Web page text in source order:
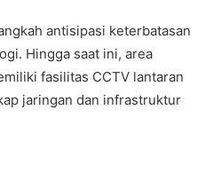
antisipasi keterbatasan
Hingga saat ini, area
fasilitas CCTV lantaran
jaringan dan infrastruktur